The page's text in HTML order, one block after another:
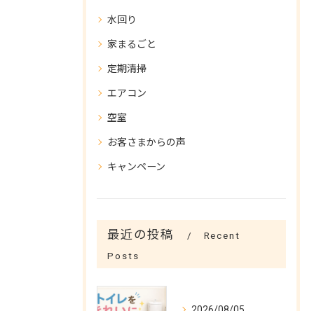
水回り
家まるごと
定期清掃
エアコン
空室
お客さまからの声
キャンペーン
最近の投稿
Recent
Posts